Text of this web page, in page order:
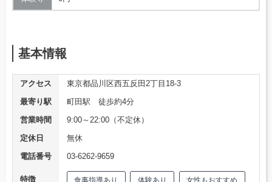
基本情報
アクセス
東京都品川区西五反田2丁目18-3
最寄り駅
町田駅 徒歩約4分
営業時間
9:00～22:00（不定休）
定休日
無休
電話番号
03-6262-9659
特徴 食事指導あり 体験あり 女性もおすすめ